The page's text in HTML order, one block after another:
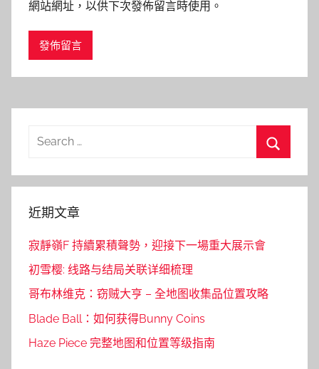
網站網址，以供下次發佈留言時使用。
Search
近期文章
寂靜嶺F 持續累積聲勢，迎接下一場重大展示會
初雪樱: 线路与结局关联详细梳理
哥布林维克：窃贼大亨 – 全地图收集品位置攻略
Blade Ball：如何获得Bunny Coins
Haze Piece 完整地图和位置等级指南